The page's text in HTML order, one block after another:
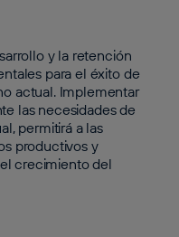
y la retención
para el éxito de
actual. Implementar
las necesidades de
permitirá a las
productivos y
crecimiento del